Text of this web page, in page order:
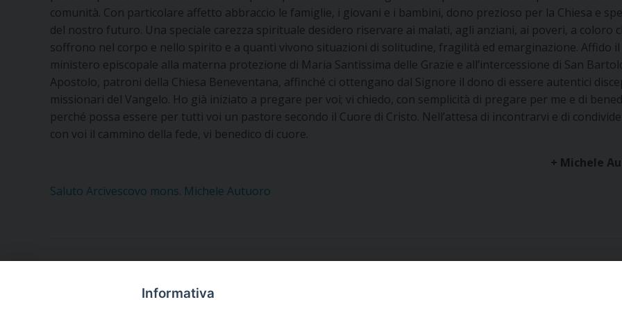
comunità. Con particolare affetto abbraccio le famiglie, i giovani e i bambini, dono prezioso per la Chiesa e
del nostro futuro. Una speciale carezza spirituale desidero riservare ai malati, agli anziani, ai poveri, a coloro
soffrono nel corpo e nello spirito e a quanti vivono situazioni di solitudine, fragilità ed emarginazione. Affido il
ministero episcopale alla materna protezione di Maria Santissima delle Grazie e all’intercessione di San
Apostolo, patroni della Chiesa Beneventana, affinché ci ottengano dal Signore il dono di essere autentici
missionari del Vangelo. Ho già iniziato a pregare per voi; vi chiedo, con semplicità di pregare per me e di
perché possa essere per tutti voi un pastore secondo il Cuore di Cristo. Nell’attesa di incontrarvi e di
con voi il cammino della fede, vi benedico di cuore.
+ Michele
Saluto Arcivescovo mons. Michele Autuoro
Informativa